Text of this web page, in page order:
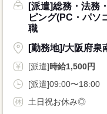
[派遣]総務・法務
ピング(PC・パソ
職
[勤務地]/大阪府泉
[派遣]時給1,500円
[派遣]09:00〜18:00
土日祝お休み◎